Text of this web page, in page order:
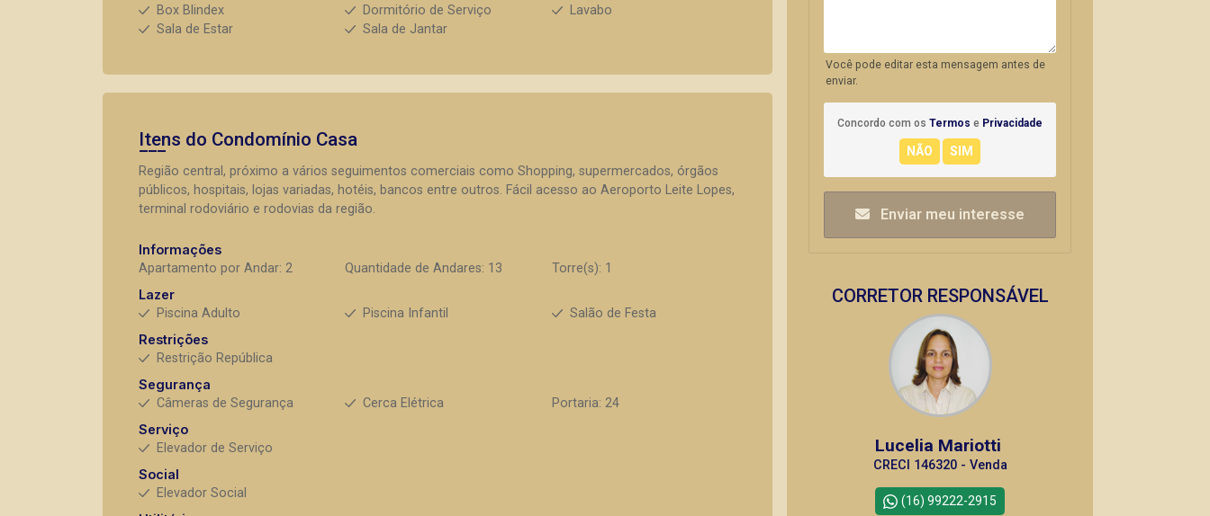
Box Blindex
Dormitório de Serviço
Lavabo
Sala de Estar
Sala de Jantar
Itens do Condomínio Casa
Região central, próximo a vários seguimentos comerciais como Shopping, supermercados, órgãos
públicos, hospitais, lojas variadas, hotéis, bancos entre outros. Fácil acesso ao Aeroporto Leite Lopes,
terminal rodoviário e rodovias da região.
Informações
Apartamento por Andar: 2
Quantidade de Andares: 13
Torre(s): 1
Lazer
Piscina Adulto
Piscina Infantil
Salão de Festa
Restrições
Restrição República
Segurança
Câmeras de Segurança
Cerca Elétrica
Portaria: 24
Serviço
Elevador de Serviço
Social
Elevador Social
Você pode editar esta mensagem antes de
enviar.
Concordo com os Termos e Privacidade
Enviar meu interesse
CORRETOR RESPONSÁVEL
Lucelia Mariotti
CRECI 146320 - Venda
(16) 99222-2915